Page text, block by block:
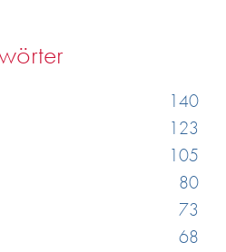
140
123
105
80
73
68